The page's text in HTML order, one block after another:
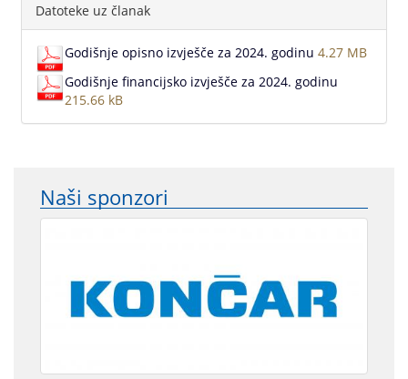
Datoteke uz članak
Godišnje opisno izvješče za 2024. godinu 4.27 MB
Godišnje financijsko izvješče za 2024. godinu
215.66 kB
Naši sponzori